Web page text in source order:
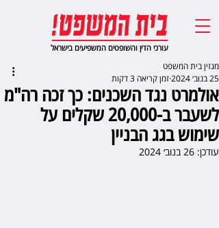
עורכי הדין והשופטים המשפיעים בישראל
אולמרט נגד השכנים: כך זכה רה"מ
לשעבר ב-20,000 שקלים על
שימוש בגג הבניין
מגזין בית המשפט
25 בנוב׳ 2024
זמן קריאה 3 דקות
עודכן: 26 בנוב׳ 2024